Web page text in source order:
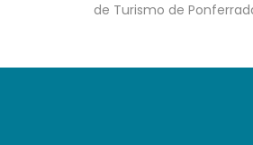
de Turismo de